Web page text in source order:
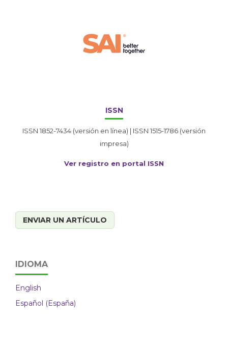
ISSN
ISSN 1852-7434 (versión en línea) | ISSN 1515-1786 (versión
impresa)
Ver registro en portal ISSN
ENVIAR UN ARTÍCULO
IDIOMA
English
Español (España)